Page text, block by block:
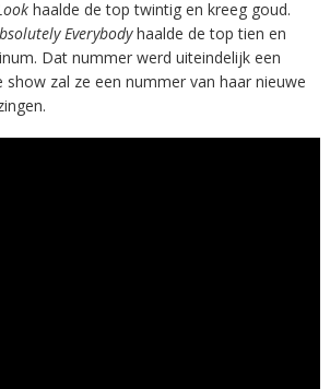
haalde de top twintig en kreeg goud.
Everybodyhaalde de top tien en
Dat nummer werd uiteindelijk een
show zal ze een nummer van haar nieuwe